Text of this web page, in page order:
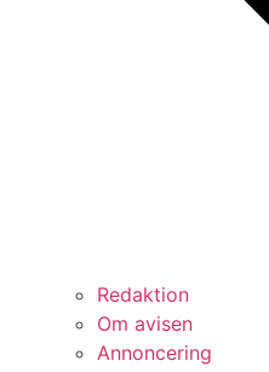
Redaktion
Om avisen
Annoncering